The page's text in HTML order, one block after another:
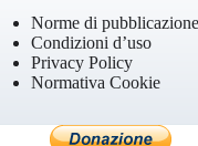
Norme di pubblicazione
Condizioni d’uso
Privacy Policy
Normativa Cookie